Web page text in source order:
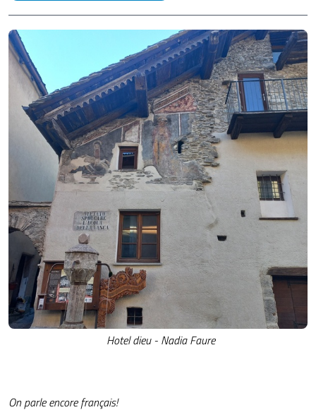
Hotel dieu - Nadia Faure
On parle encore français!